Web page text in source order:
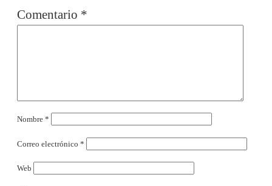
Comentario *
Nombre *
Correo electrónico *
Web